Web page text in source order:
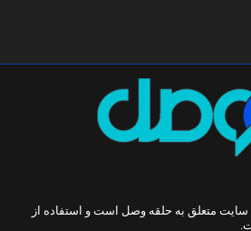
متعلق به حلقه وصل است و استفاده از